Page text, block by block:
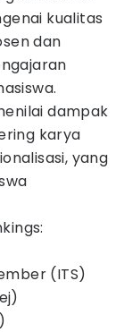
kualitas
dan
dampak
karya
yang
(ITS)